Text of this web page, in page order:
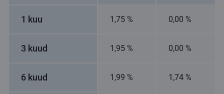
1 kuu 1,75 % 0,00 %
3 kuud 1,95 % 0,00 %
6 kuud 1,99 % 1,74 %